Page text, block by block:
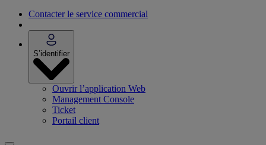
Contacter le service commercial
S’identifier
Ouvrir l’application Web
Management Console
Ticket
Portail client